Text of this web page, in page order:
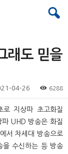
래도 믿을
04-26 6288
로 지상파 초고화질
UHD 방송은 화질
서 차세대 방송으로
을 수신하는 등 방송